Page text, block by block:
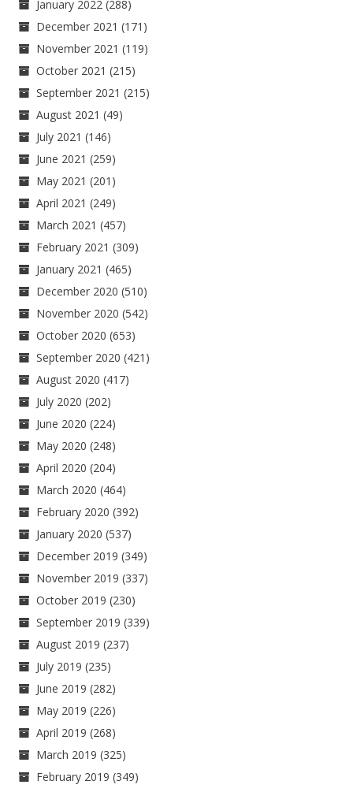
January 2022 (288)
December 2021 (171)
November 2021 (119)
October 2021 (215)
September 2021 (215)
August 2021 (49)
July 2021 (146)
June 2021 (259)
May 2021 (201)
April 2021 (249)
March 2021 (457)
February 2021 (309)
January 2021 (465)
December 2020 (510)
November 2020 (542)
October 2020 (653)
September 2020 (421)
August 2020 (417)
July 2020 (202)
June 2020 (224)
May 2020 (248)
April 2020 (204)
March 2020 (464)
February 2020 (392)
January 2020 (537)
December 2019 (349)
November 2019 (337)
October 2019 (230)
September 2019 (339)
August 2019 (237)
July 2019 (235)
June 2019 (282)
May 2019 (226)
April 2019 (268)
March 2019 (325)
February 2019 (349)